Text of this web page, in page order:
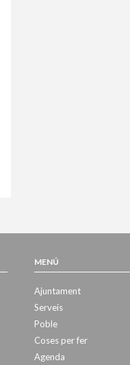
MENÚ
Ajuntament
Serveis
Poble
Coses per fer
Agenda